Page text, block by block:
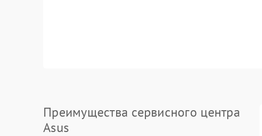
Преимущества сервисного центра
Asus